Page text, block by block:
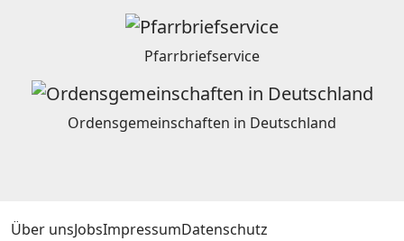
Pfarrbriefservice
Ordensgemeinschaften in Deutschland
Über unsJobsImpressumDatenschutz